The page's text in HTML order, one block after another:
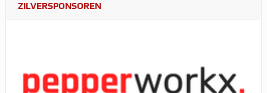
ZILVERSPONSOREN